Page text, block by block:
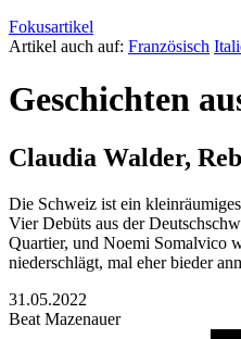
Fokusartikel
Artikel auch auf: Französisch
Geschichten
Claudia Walder,
Die Schweiz ist ein
Vier Debüts aus der
Quartier, und Noemi Somalvico
niederschlägt, mal eher bieder
31.05.2022
Beat Mazenauer